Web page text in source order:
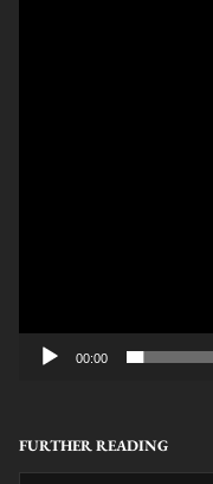
00:00
FURTHER READING